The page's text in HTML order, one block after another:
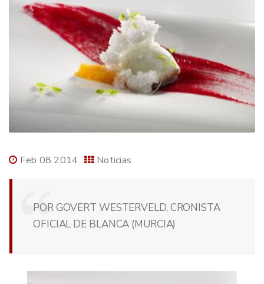
Feb 08 2014 Noticias
POR GOVERT WESTERVELD, CRONISTA
OFICIAL DE BLANCA (MURCIA)